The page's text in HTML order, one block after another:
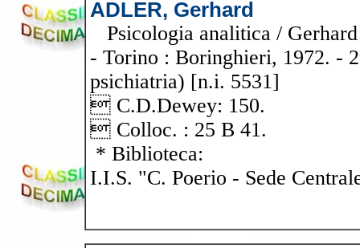
ADLER, Gerhard
Psicologia analitica /
- Torino : Boringhieri, 1972. -
psichiatria) [n.i. 5531]
 C.D.Dewey: 150.
 Colloc. : 25 B 41.
* Biblioteca:
I.I.S. "C. Poerio - Sede